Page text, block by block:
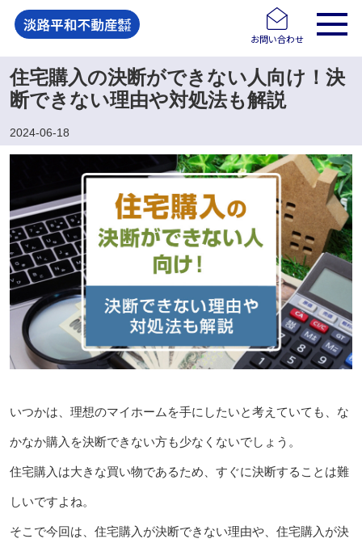
お問い合わせ
住宅購入の決断ができない人向け！決
断できない理由や対処法も解説
2024-06-18
いつかは、理想のマイホームを手にしたいと考えていても、な
かなか購入を決断できない方も少なくないでしょう。
住宅購入は大きな買い物であるため、すぐに決断することは難
しいですよね。
そこで今回は、住宅購入が決断できない理由や、住宅購入が決